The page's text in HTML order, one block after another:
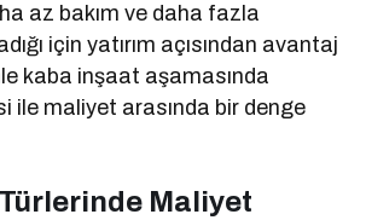
az bakım ve daha fazla
için yatırım açısından avantaj
kaba inşaat aşamasında
ile maliyet arasında bir denge
Türlerinde Maliyet